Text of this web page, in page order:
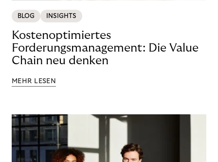
BLOG INSIGHTS
Kostenoptimiertes
Forderungsmanagement: Die Value
Chain neu denken
MEHR LESEN